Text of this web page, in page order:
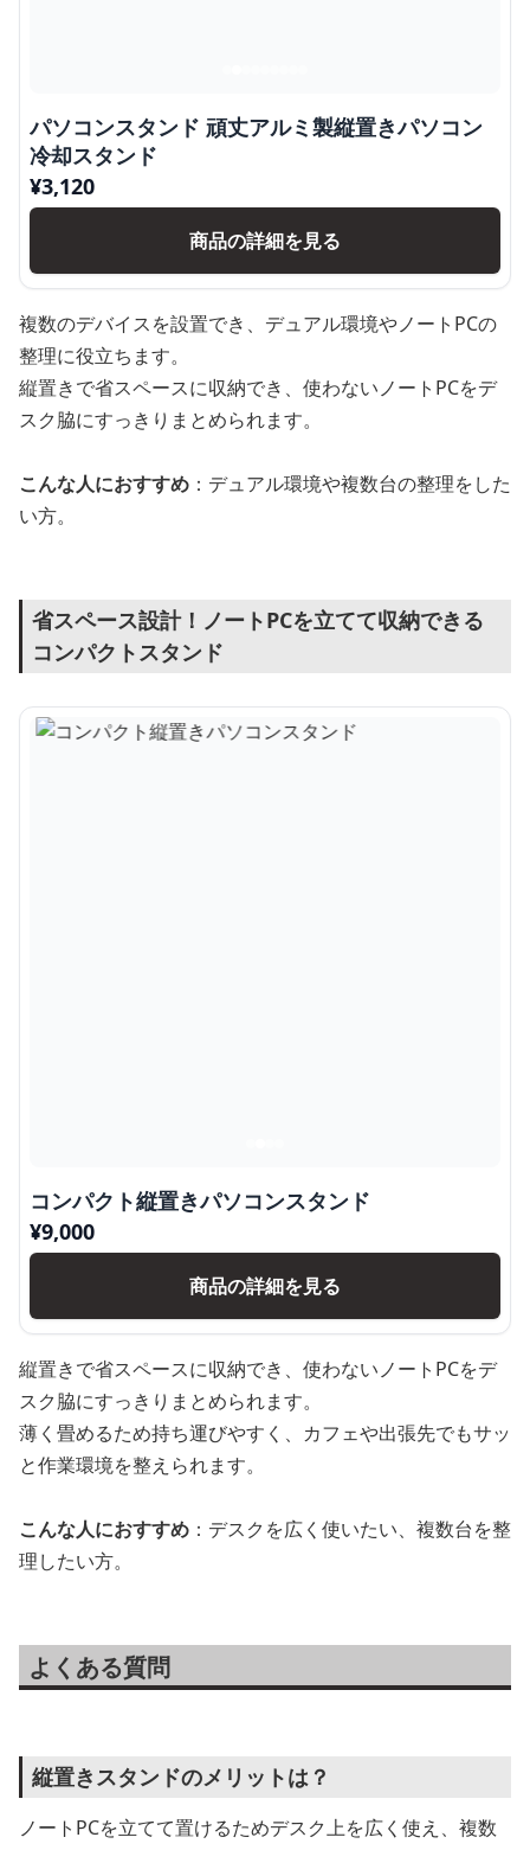
パソコンスタンド 頑丈アルミ製縦置きパソコン
冷却スタンド
¥3,120
商品の詳細を見る
複数のデバイスを設置でき、デュアル環境やノートPCの
整理に役立ちます。
縦置きで省スペースに収納でき、使わないノートPCをデ
スク脇にすっきりまとめられます。
こんな人におすすめ ：デュアル環境や複数台の整理をした
い方。
省スペース設計！ノートPCを立てて収納できる
コンパクトスタンド
コンパクト縦置きパソコンスタンド
¥9,000
商品の詳細を見る
縦置きで省スペースに収納でき、使わないノートPCをデ
スク脇にすっきりまとめられます。
薄く畳めるため持ち運びやすく、カフェや出張先でもサッ
と作業環境を整えられます。
こんな人におすすめ ：デスクを広く使いたい、複数台を整
理したい方。
よくある質問
縦置きスタンドのメリットは？
ノートPCを立てて置けるためデスク上を広く使え、複数